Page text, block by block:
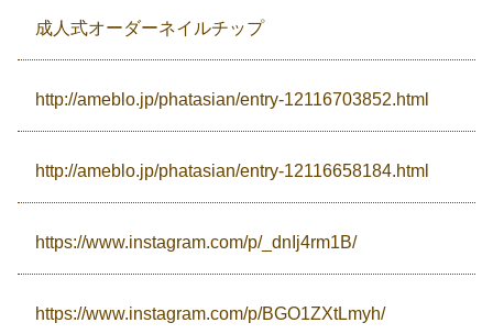
成人式オーダーネイルチップ
http://ameblo.jp/phatasian/entry-12116703852.html
http://ameblo.jp/phatasian/entry-12116658184.html
https://www.instagram.com/p/_dnIj4rm1B/
https://www.instagram.com/p/BGO1ZXtLmyh/